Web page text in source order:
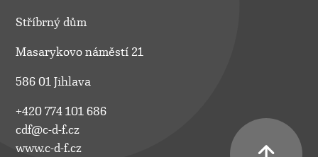
Stříbrný dům
Masarykovo náměstí 21
586 01 Jihlava
+420 774 101 686
cdf@c-d-f.cz
www.c-d-f.cz